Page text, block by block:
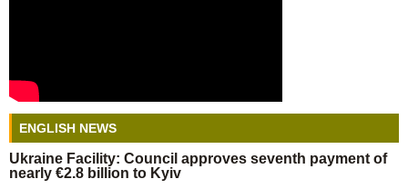
ENGLISH NEWS
Ukraine Facility: Council approves seventh payment of
nearly €2.8 billion to Kyiv